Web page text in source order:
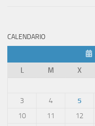
CALENDARIO
L
M X
3
4 5
10
11 12